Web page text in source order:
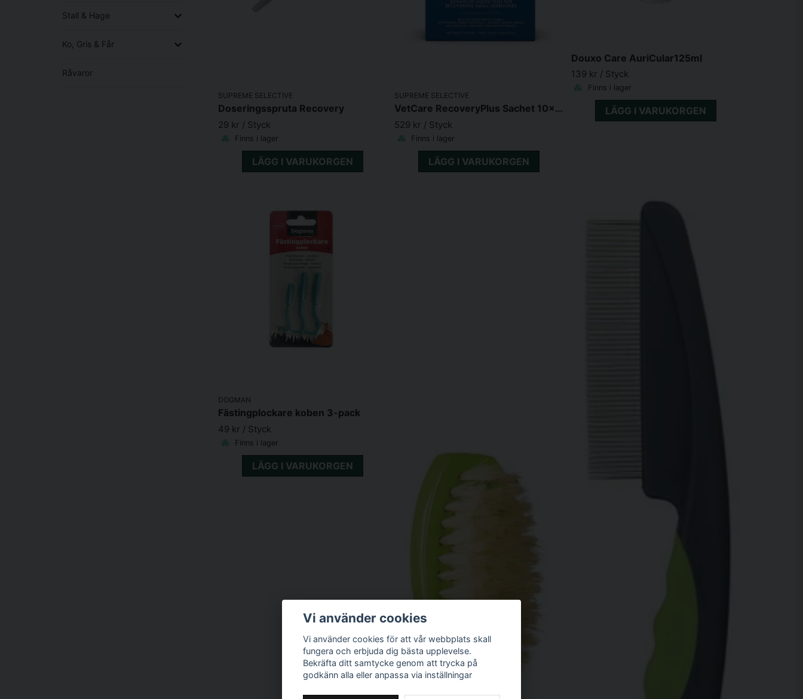
Stall & Hage
Ko, Gris & Får
Råvaror
SUPREME SELECTIVE
Doseringsspruta Recovery
29 kr / Styck
Finns i lager
LÄGG I VARUKORGEN
SUPREME SELECTIVE
VetCare RecoveryPlus Sachet 10x20g
529 kr / Styck
Finns i lager
LÄGG I VARUKORGEN
Douxo Care AuriCular125ml
139 kr / Styck
Finns i lager
LÄGG I VARUKORGEN
DOGMAN
Fästingplockare koben 3-pack
49 kr / Styck
Finns i lager
LÄGG I VARUKORGEN
Vi använder cookies
Vi använder cookies för att vår webbplats skall
fungera och erbjuda dig bästa upplevelse.
Bekräfta ditt samtycke genom att trycka på
godkänn alla eller anpassa via inställningar